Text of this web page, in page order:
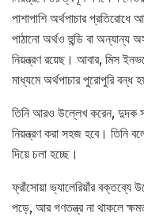
পাশাপাশি অর্থপাচার প্রতিরোধে
পাঠানো অর্থও হুন্ডি বা অন্যান্য
নিয়ন্ত্রণ রয়েছ। আবার, মিস
মাধ্যমে অর্থপাচার পুরোপুরি বন্ধ
তিনি আরও উল্লেখ করেন, দুদক
নিয়ন্ত্রণ করা সহজ হবে। তিনি
দিয়ে চলা হচ্ছে।
ফ্রাঁসোয়া ভ্যালেরিয়াঁর বক্তব্যে
পড়ে, আর গণতন্ত্র না থাকলে